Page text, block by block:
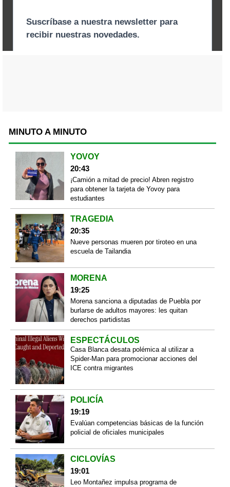
MINUTO A MINUTO
YOVOY
20:43
¡Camión a mitad de precio! Abren registro
para obtener la tarjeta de Yovoy para
estudiantes
TRAGEDIA
20:35
Nueve personas mueren por tiroteo en una
escuela de Tailandia
MORENA
19:25
Morena sanciona a diputadas de Puebla por
burlarse de adultos mayores: les quitan
derechos partidistas
ESPECTÁCULOS
Casa Blanca desata polémica al utilizar a
Spider-Man para promocionar acciones del
ICE contra migrantes
POLICÍA
19:19
Evalúan competencias básicas de la función
policial de oficiales municipales
CICLOVÍAS
19:01
Leo Montañez impulsa programa de